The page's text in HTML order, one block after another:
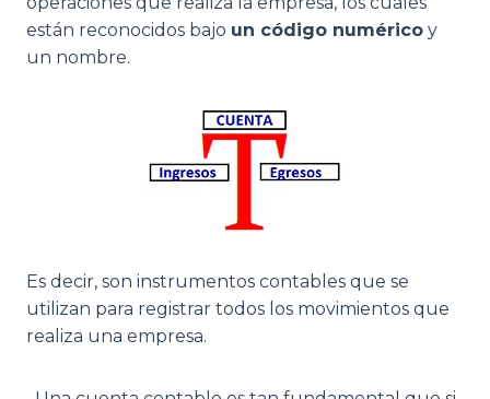
están reconocidos bajo un código numérico y
un nombre.
Es decir, son instrumentos contables que se
utilizan para registrar todos los movimientos que
realiza una empresa.